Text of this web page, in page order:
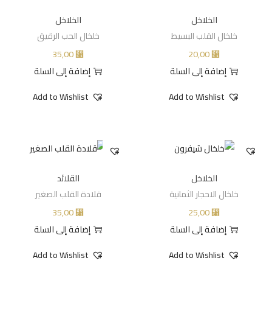
الخلاخل
خلخال القلب البسيط
⃁
إضافة إلى السلة
Add to Wishlist
الخلاخل
خلخال الحب الرقيق
⃁
إضافة إلى السلة
Add to Wishlist
الخلاخل
خلخال الاحجار الثمانية
⃁
إضافة إلى السلة
Add to Wishlist
القلائد
قلادة القلب الصغير
⃁
إضافة إلى السلة
Add to Wishlist